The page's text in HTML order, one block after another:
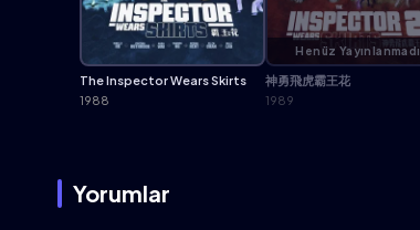
The Inspector Wears Skirts
1988
Henüz Yayınlanmadı
神勇飛虎霸王花
1989
Yorumlar